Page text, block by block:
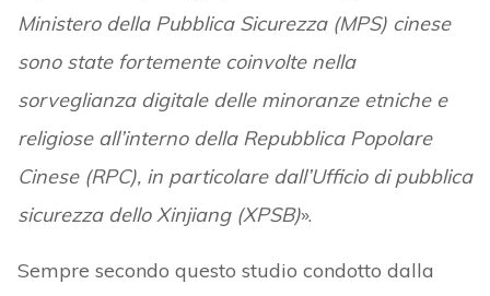
Ministero della Pubblica Sicurezza (MPS) cinese
sono state fortemente coinvolte nella
sorveglianza digitale delle minoranze etniche e
religiose all’interno della Repubblica Popolare
Cinese (RPC), in particolare dall’Ufficio di pubblica
sicurezza dello Xinjiang (XPSB)».
Sempre secondo questo studio condotto dalla